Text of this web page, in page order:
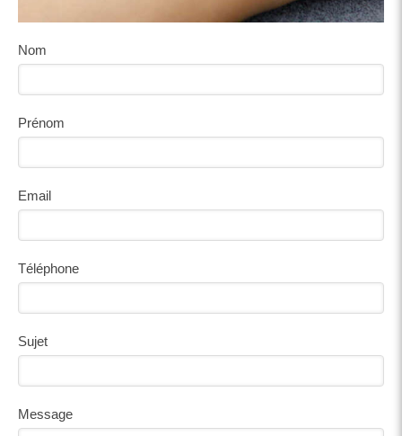
Nom
Prénom
Email
Téléphone
Sujet
Message